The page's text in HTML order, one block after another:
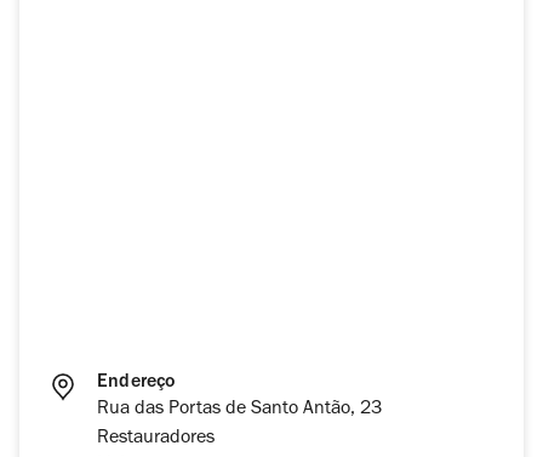
Endereço
Rua das Portas de Santo Antão, 23
Restauradores